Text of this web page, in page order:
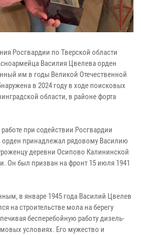
Росгвардии по Тверской области
Василия Цвелева орден
им в годы Великой Отечественной
в 2024 году в ходе поисковых
области, в районе форта
при содействии Росгвардии
орден принадлежал рядовому Василию
деревни Осипово Калининской
Он был призван на фронт 15 июля 1941
в январе 1945 года Василий Цвелев
на строительстве мола на берегу
бесперебойную работу дизель-
условиях. Его мужество и